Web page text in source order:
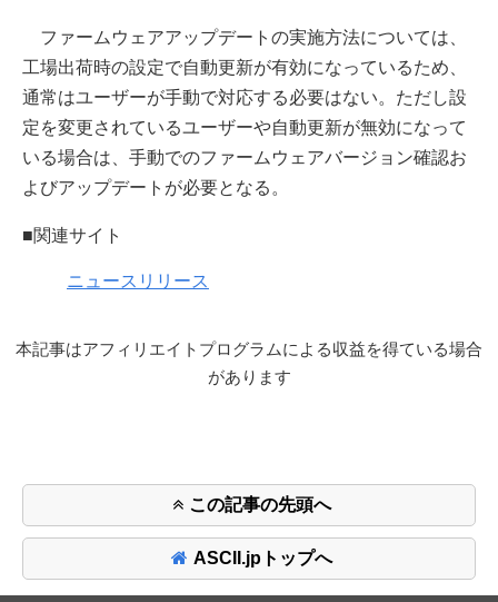
ファームウェアアップデートの実施方法については、
工場出荷時の設定で自動更新が有効になっているため、
通常はユーザーが手動で対応する必要はない。ただし設
定を変更されているユーザーや自動更新が無効になって
いる場合は、手動でのファームウェアバージョン確認お
よびアップデートが必要となる。
■関連サイト
ニュースリリース
本記事はアフィリエイトプログラムによる収益を得ている場合
があります
この記事の先頭へ
ASCII.jpトップへ